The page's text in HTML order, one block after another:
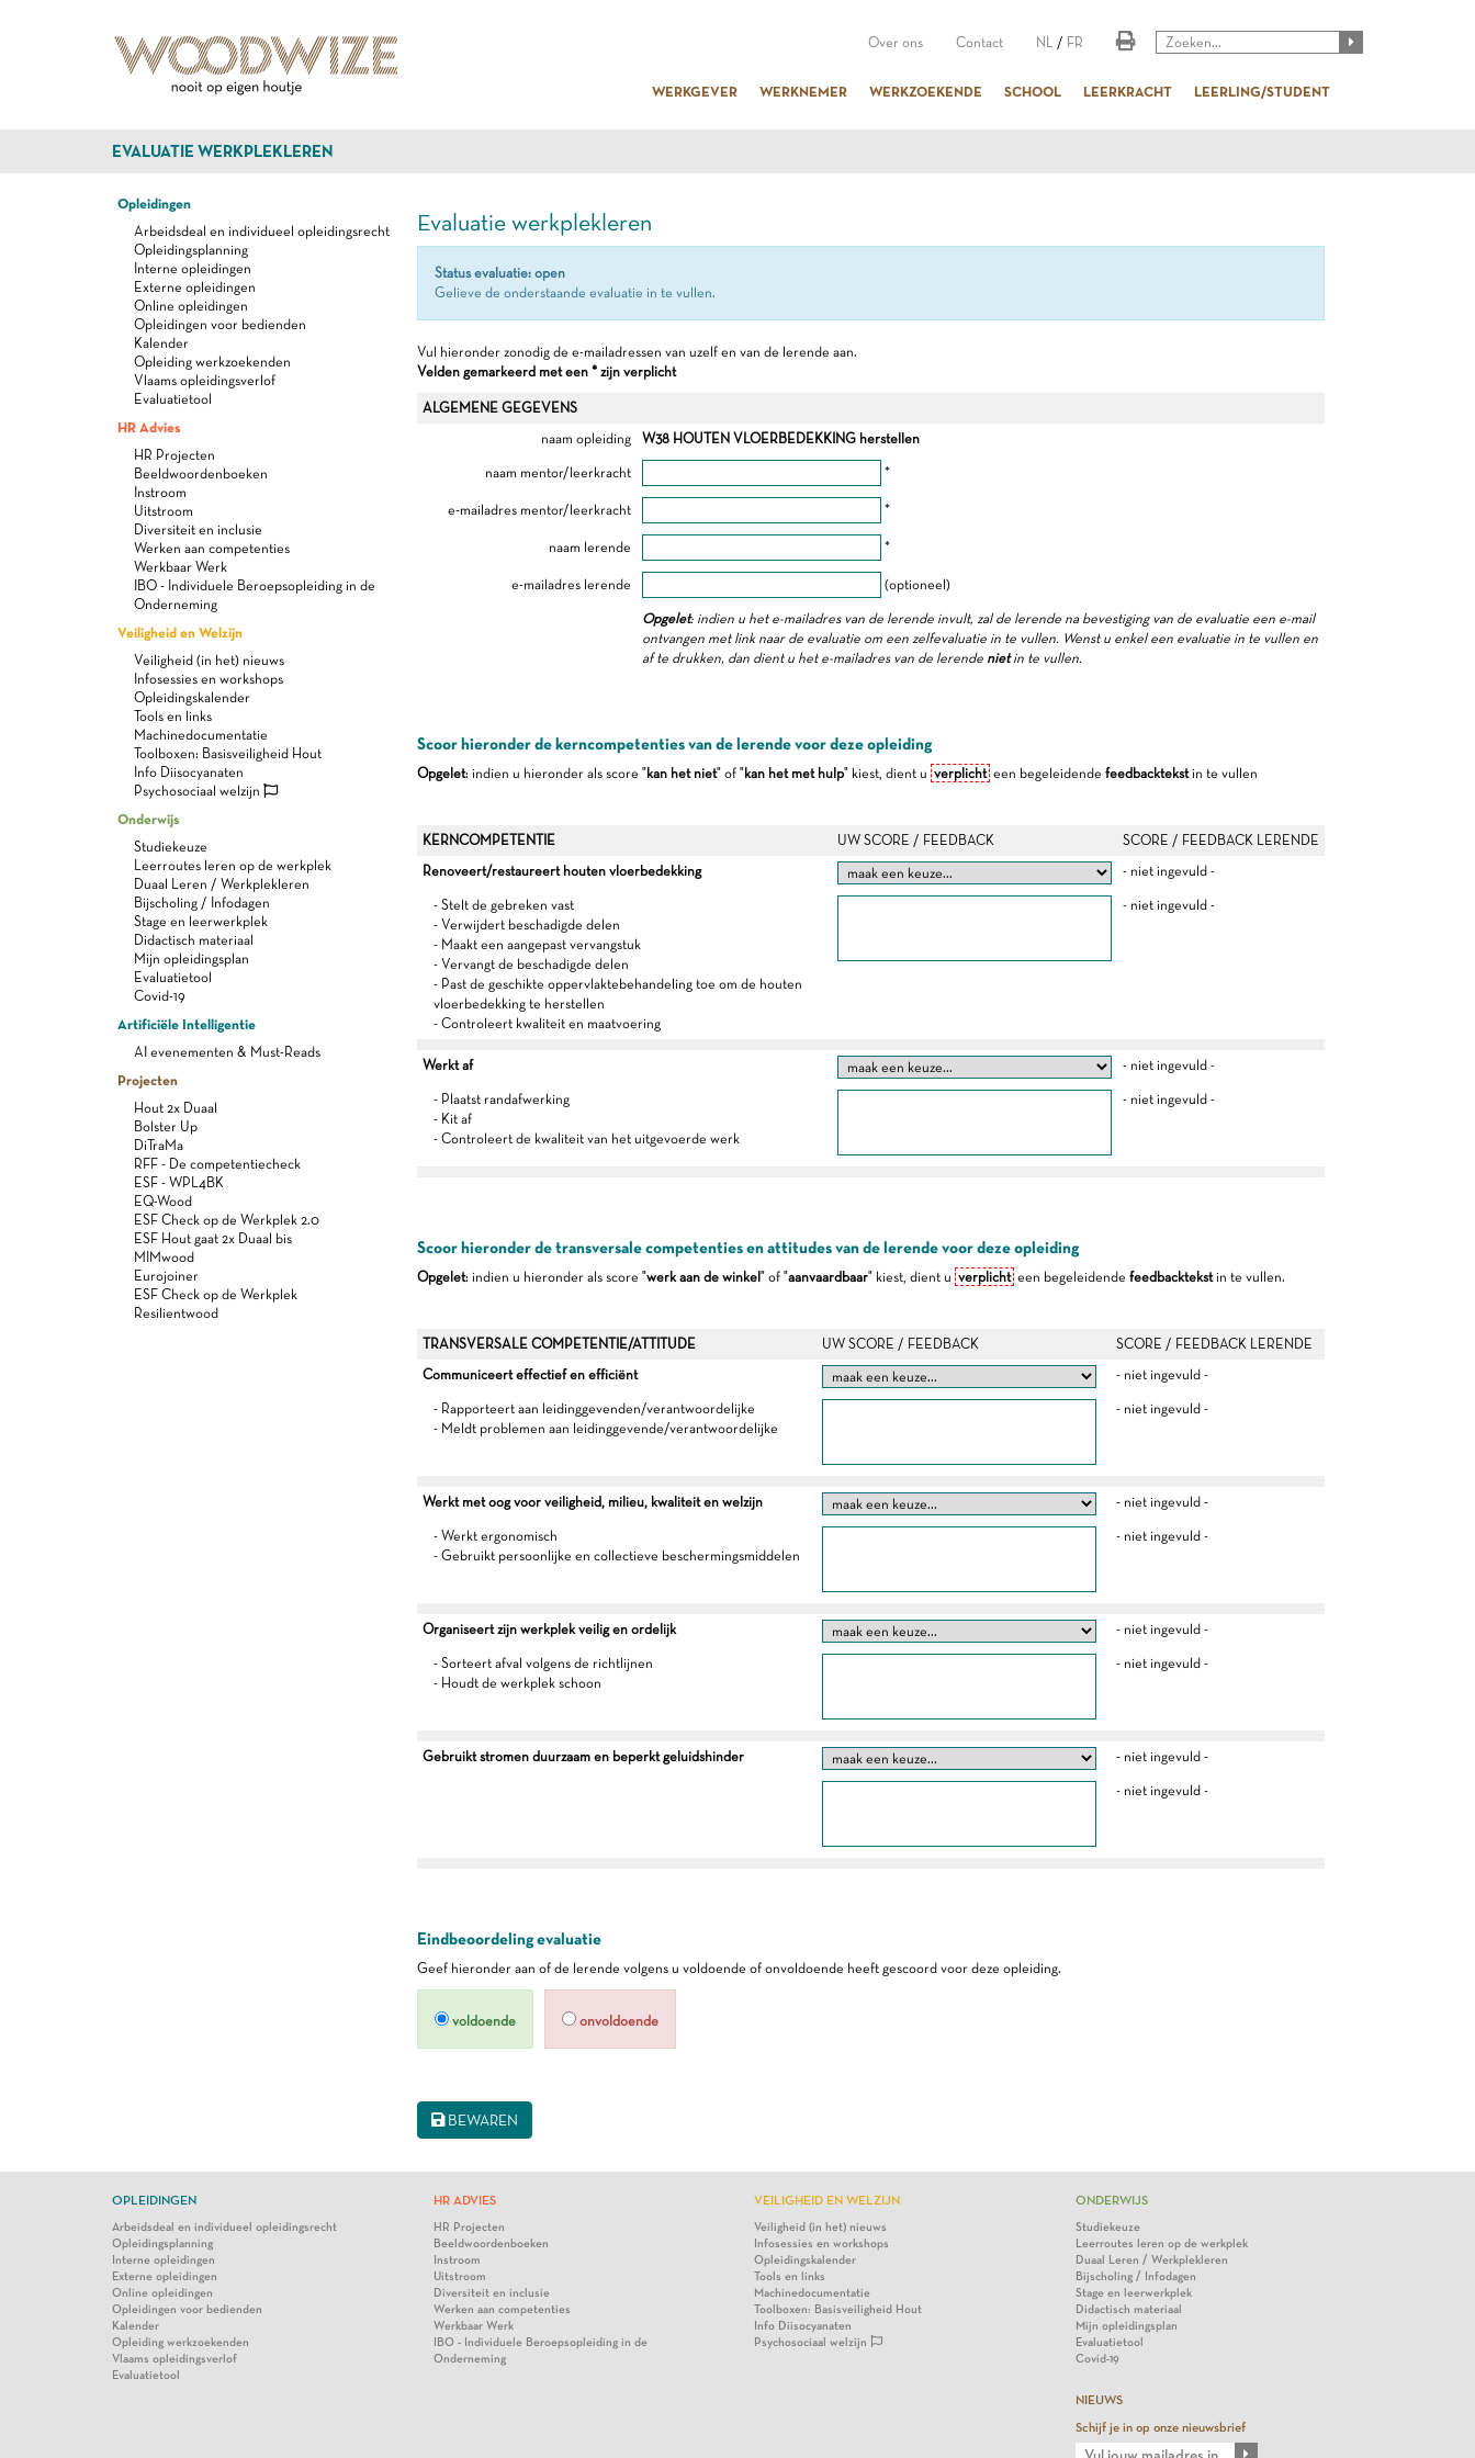
Over ons Contact NL / FR
WERKGEVER WERKNEMER WERKZOEKENDE SCHOOL LEERKRACHT LEERLING/STUDENT
EVALUATIE WERKPLEKLEREN
Opleidingen
Arbeidsdeal en individueel opleidingsrecht
Opleidingsplanning
Interne opleidingen
Externe opleidingen
Online opleidingen
Opleidingen voor bedienden
Kalender
Opleiding werkzoekenden
Vlaams opleidingsverlof
Evaluatietool
HR Advies
HR Projecten
Beeldwoordenboeken
Instroom
Uitstroom
Diversiteit en inclusie
Werken aan competenties
Werkbaar Werk
IBO - Individuele Beroepsopleiding in de
Onderneming
Veiligheid en Welzijn
Veiligheid (in het) nieuws
Infosessies en workshops
Opleidingskalender
Tools en links
Machinedocumentatie
Toolboxen: Basisveiligheid Hout
Info Diisocyanaten
Psychosociaal welzijn
Onderwijs
Studiekeuze
Leerroutes leren op de werkplek
Duaal Leren / Werkplekleren
Bijscholing / Infodagen
Stage en leerwerkplek
Didactisch materiaal
Mijn opleidingsplan
Evaluatietool
Covid-19
Artificiële Intelligentie
AI evenementen & Must-Reads
Projecten
Hout 2x Duaal
Bolster Up
DiTraMa
RFF - De competentiecheck
ESF - WPL4BK
EQ-Wood
ESF Check op de Werkplek 2.0
ESF Hout gaat 2x Duaal bis
MIMwood
Eurojoiner
ESF Check op de Werkplek
Resilientwood
Evaluatie werkplekleren
Status evaluatie: open
Gelieve de onderstaande evaluatie in te vullen.
Vul hieronder zonodig de e-mailadressen van uzelf en van de lerende aan.
Velden gemarkeerd met een * zijn verplicht
ALGEMENE GEGEVENS
naam opleiding
W38 HOUTEN VLOERBEDEKKING herstellen
naam mentor/leerkracht *
e-mailadres mentor/leerkracht *
naam lerende *
e-mailadres lerende (optioneel)
Opgelet: indien u het e-mailadres van de lerende invult, zal de lerende na bevestiging van de evaluatie een e-mail
ontvangen met link naar de evaluatie om een zelfevaluatie in te vullen. Wenst u enkel een evaluatie in te vullen en
af te drukken, dan dient u het e-mailadres van de lerende nietin te vullen.
Scoor hieronder de kerncompetenties van de lerende voor deze opleiding
Opgelet: indien u hieronder als score "kan het niet" of "kan het met hulp" kiest, dient u verplichteen begeleidende feedbacktekstin te vullen
KERNCOMPETENTIE UW SCORE / FEEDBACK
SCORE / FEEDBACK LERENDE
Renoveert/restaureert houten vloerbedekking
- niet ingevuld -
- Stelt de gebreken vast
- Verwijdert beschadigde delen
- Maakt een aangepast vervangstuk
- Vervangt de beschadigde delen
- Past de geschikte oppervlaktebehandeling toe om de houten
vloerbedekking te herstellen
- Controleert kwaliteit en maatvoering
- niet ingevuld -
Werkt af - niet ingevuld -
- Plaatst randafwerking
- Kit af
- Controleert de kwaliteit van het uitgevoerde werk
- niet ingevuld -
Scoor hieronder de transversale competenties en attitudes van de lerende voor deze opleiding
Opgelet: indien u hieronder als score "werk aan de winkel " of "aanvaardbaar" kiest, dient u verplichteen begeleidende feedbacktekstin te vullen.
TRANSVERSALE COMPETENTIE/ATTITUDE UW SCORE / FEEDBACK
SCORE / FEEDBACK LERENDE
Communiceert effectief en efficiënt
- niet ingevuld -
- Rapporteert aan leidinggevenden/verantwoordelijke
- Meldt problemen aan leidinggevende/verantwoordelijke
- niet ingevuld -
Werkt met oog voor veiligheid, milieu, kwaliteit en welzijn - niet ingevuld -
- Werkt ergonomisch
- Gebruikt persoonlijke en collectieve beschermingsmiddelen
- niet ingevuld -
Organiseert zijn werkplek veilig en ordelijk - niet ingevuld -
- Sorteert afval volgens de richtlijnen
- Houdt de werkplek schoon
- niet ingevuld -
Gebruikt stromen duurzaam en beperkt geluidshinder - niet ingevuld -
- niet ingevuld -
Eindbeoordeling evaluatie
Geef hieronder aan of de lerende volgens u voldoende of onvoldoende heeft gescoord voor deze opleiding.
voldoende onvoldoende
BEWAREN
OPLEIDINGEN
Arbeidsdeal en individueel opleidingsrecht
Opleidingsplanning
Interne opleidingen
Externe opleidingen
Online opleidingen
Opleidingen voor bedienden
Kalender
Opleiding werkzoekenden
Vlaams opleidingsverlof
Evaluatietool
HR ADVIES
HR Projecten
Beeldwoordenboeken
Instroom
Uitstroom
Diversiteit en inclusie
Werken aan competenties
Werkbaar Werk
IBO - Individuele Beroepsopleiding in de
Onderneming
VEILIGHEID EN WELZIJN
Veiligheid (in het) nieuws
Infosessies en workshops
Opleidingskalender
Tools en links
Machinedocumentatie
Toolboxen: Basisveiligheid Hout
Info Diisocyanaten
Psychosociaal welzijn
ONDERWIJS
Studiekeuze
Leerroutes leren op de werkplek
Duaal Leren / Werkplekleren
Bijscholing / Infodagen
Stage en leerwerkplek
Didactisch materiaal
Mijn opleidingsplan
Evaluatietool
Covid-19
NIEUWS
Schijf je in op onze nieuwsbrief